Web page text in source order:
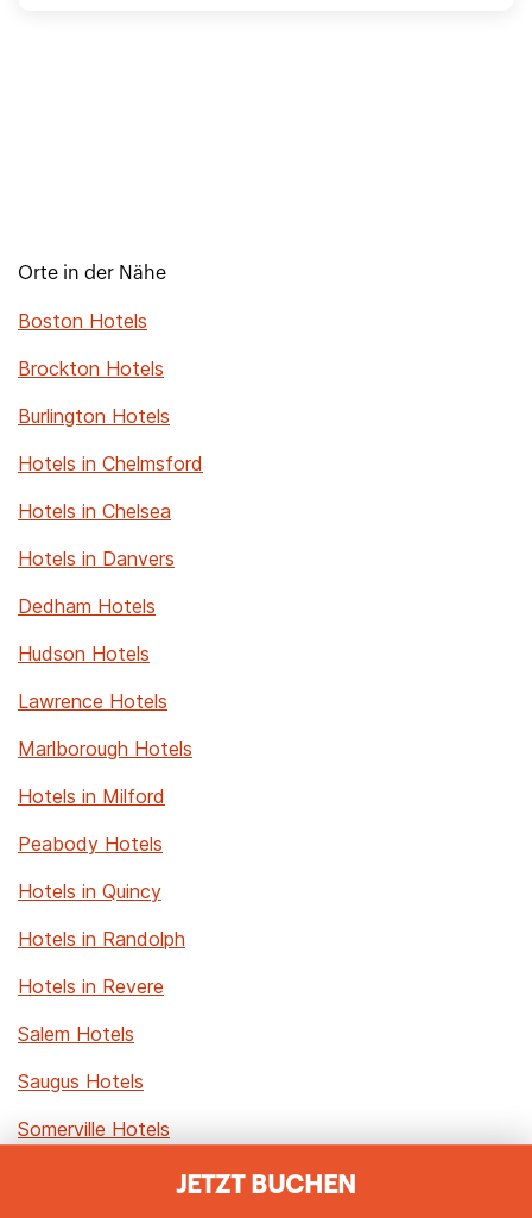
JETZT BUCHEN
Orte in der Nähe
Boston Hotels
Brockton Hotels
Burlington Hotels
Hotels in Chelmsford
Hotels in Chelsea
Hotels in Danvers
Dedham Hotels
Hudson Hotels
Lawrence Hotels
Marlborough Hotels
Hotels in Milford
Peabody Hotels
Hotels in Quincy
Hotels in Randolph
Hotels in Revere
Salem Hotels
Saugus Hotels
Somerville Hotels